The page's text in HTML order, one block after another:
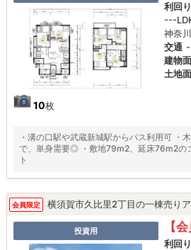
10枚
利回り
---
神奈
交通
建物
土地
・溝の口駅や武蔵新城駅からバス利用可 ・
で、単身需要◎ ・敷地79m2、延床76m2の
ト
会員限定 横須賀市久比里2丁目の一棟売り
投資用 【
利回り